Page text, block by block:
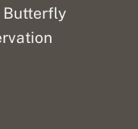
Butterfly